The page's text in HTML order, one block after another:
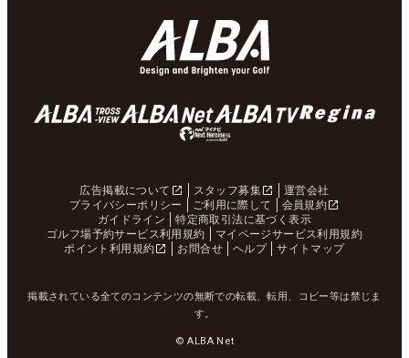
広告掲載について スタッフ募集
運営会社
プライバシーポリシー
ご利用に際して
会員規約
ガイドライン
特定商取引法に基づく表示
ゴルフ場予約サービス利用規約
マイページサービス利用規約
ポイント利用規約
お問合せ ヘルプ サイトマップ
掲載されている全てのコンテンツの無断での転載、転用、コピー等は禁じま
す。
© ALBA Net